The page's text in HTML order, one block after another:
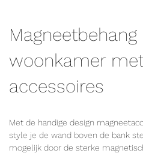
woonkamer
accessoires
Met de handige design
style je de wand boven de bank
mogelijk door de sterke